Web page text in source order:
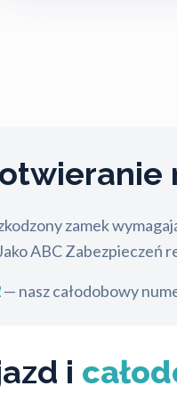
zamek
ABC Zabezpieczeń
— nasz całodobowy
i